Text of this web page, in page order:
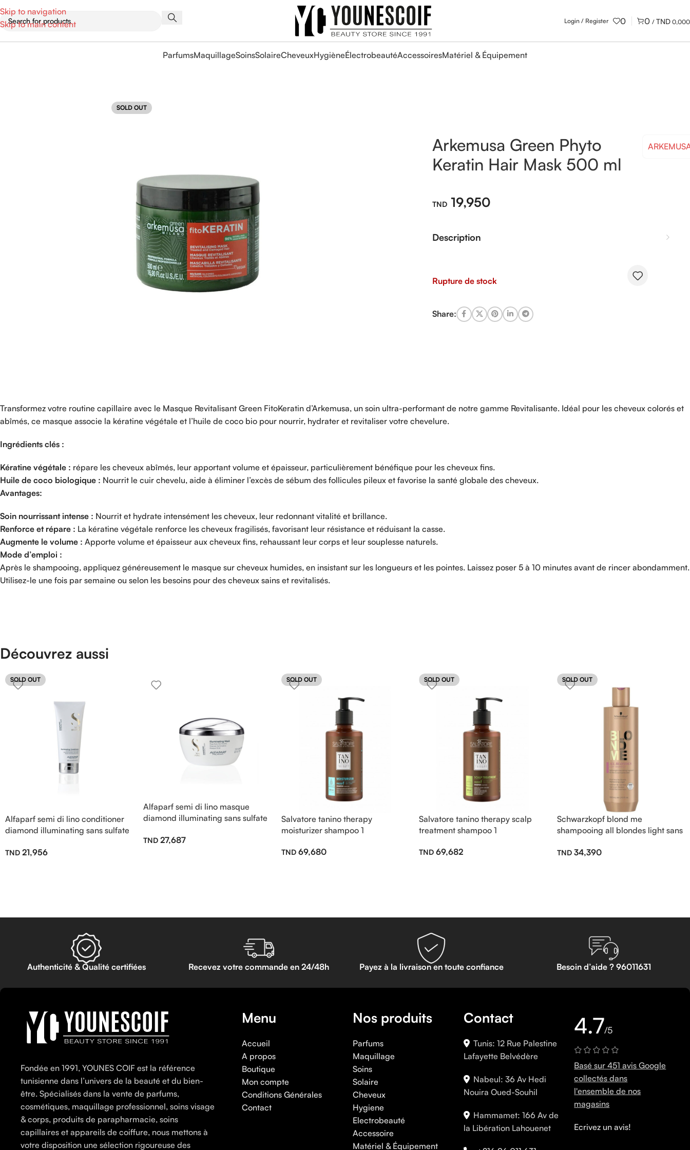
Skip to navigation
Skip to main content
Login / Register 0 0 / 0,000
ParfumsMaquillageSoinsSolaireCheveuxHygièneÉlectrobeautéAccessoiresMatériel & Équipement
SOLD OUT
Arkemusa Green Phyto
Keratin Hair Mask 500 ml
19,950
Description
Rupture de stock
Share:
Transformez votre routine capillaire avec le Masque Revitalisant Green FitoKeratin d’Arkemusa, un soin ultra-performant de notre gamme Revitalisante. Idéal pour les cheveux colorés et
abîmés, ce masque associe la kératine végétale et l’huile de coco bio pour nourrir, hydrater et revitaliser votre chevelure.
Ingrédients clés :
Kératine végétale : répare les cheveux abîmés, leur apportant volume et épaisseur, particulièrement bénéfique pour les cheveux fins.
Huile de coco biologique : Nourrit le cuir chevelu, aide à éliminer l’excès de sébum des follicules pileux et favorise la santé globale des cheveux.
Avantages:
Soin nourrissant intense : Nourrit et hydrate intensément les cheveux, leur redonnant vitalité et brillance.
Renforce et répare : La kératine végétale renforce les cheveux fragilisés, favorisant leur résistance et réduisant la casse.
Augmente le volume : Apporte volume et épaisseur aux cheveux fins, rehaussant leur corps et leur souplesse naturels.
Mode d’emploi :
Après le shampooing, appliquez généreusement le masque sur cheveux humides, en insistant sur les longueurs et les pointes. Laissez poser 5 à 10 minutes avant de rincer abondamment.
Utilisez-le une fois par semaine ou selon les besoins pour des cheveux sains et revitalisés.
Découvrez aussi
SOLD OUT
Alfaparf semi di lino conditioner
diamond illuminating sans sulfate
21,956
Alfaparf semi di lino masque
diamond illuminating sans sulfate
27,687
SOLD OUT
Salvatore tanino therapy
moisturizer shampoo 1
69,680
SOLD OUT
Salvatore tanino therapy scalp
treatment shampoo 1
69,682
SOLD OUT
Schwarzkopf blond me
shampooing all blondes light sans
34,390
Authenticité & Qualité certifiées Recevez votre commande en 24/48h Payez à la livraison en toute confiance Besoin d’aide ? 96011631
Fondée en 1991, YOUNES COIF est la référence
tunisienne dans l’univers de la beauté et du bien-
être. Spécialisés dans la vente de parfums,
cosmétiques, maquillage professionnel, soins visage
& corps, produits de parapharmacie, soins
capillaires et appareils de coiffure, nous mettons à
votre disposition une sélection rigoureuse des
Menu
Accueil
A propos
Boutique
Mon compte
Conditions Générales
Contact
Nos produits
Parfums
Maquillage
Soins
Solaire
Cheveux
Hygiene
Electrobeauté
Accessoire
Matériel & Équipement
Contact
Tunis: 12 Rue Palestine
Lafayette Belvédère
Nabeul: 36 Av Hedi
Nouira Oued-Souhil
Hammamet: 166 Av de
la Libération Lahouenet
4.7/5
Basé sur 451 avis Google
collectés dans
l'ensemble de nos
magasins
Ecrivez un avis!